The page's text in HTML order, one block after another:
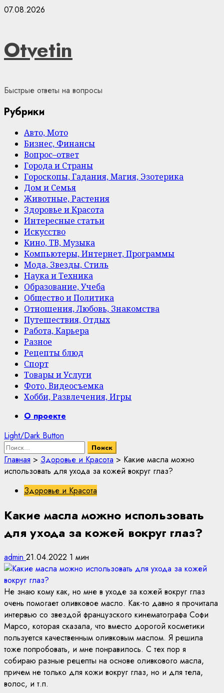
Skip
07.08.2026
Otvetin
Быстрые ответы на вопросы
Рубрики
Авто, Мото
Бизнес, Финансы
Вопрос–ответ
Города и Страны
Гороскопы, Гадания, Магия, Эзотерика
Дом и Семья
Животные, Растения
Здоровье и Красота
Интересные статьи
Искусство
Кино, ТВ, Музыка
Компьютеры, Интернет, Программы
Мода, Звезды, Стиль
Наука и Техника
Образование, Учеба
Общество и Политика
Отношения, Любовь, Знакомства
Путешествия, Отдых
Работа, Карьера
Разное
Рецепты блюд
Спорт
Товары и Услуги
Фото, Видеосъемка
Хобби, Развлечения, Игры
PrimaryО проекте
Light/Dark Button
Найти:
Главная > Здоровье и Красота > Какие масла можно
использовать для ухода за кожей вокруг глаз?
Здоровье и Красота
Какие масла можно использовать
для ухода за кожей вокруг глаз?
admin 21.04.2022 1 мин
Не знаю кому как, но мне в уходе за кожей вокруг глаз
очень помогает оливковое масло. Как-то давно я прочитала
интервью со звездой французского кинематографа Софи
Марсо, которая сказала, что вместо дорогой косметики
пользуется качественным оливковым маслом. Я решила
тоже попробовать, и мне понравилось. С тех пор я
собираю разные рецепты на основе оливкового масла,
причем не только для кожи вокруг глаз, но и для тела,
волос, и т.п.